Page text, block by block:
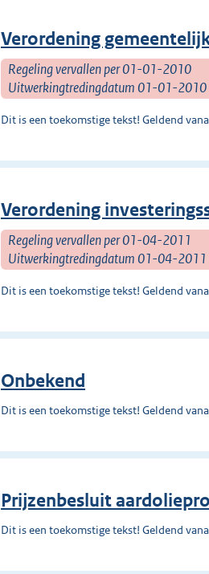
Verordening
Regeling vervallen per 01-01-2010
Uitwerkingtredingdatum 01-01-2010
Dit is een toekomstige tekst! Geldend
Verordening
Regeling vervallen per 01-04-2011
Uitwerkingtredingdatum 01-04-2011
Dit is een toekomstige tekst! Geldend
Onbekend
Dit is een toekomstige tekst! Geldend
Prĳzenbesluit
Dit is een toekomstige tekst! Geldend